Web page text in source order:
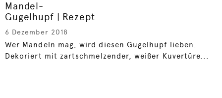
Mandel-
Gugelhupf | Rezept
6 Dezember 2018
Wer Mandeln mag, wird diesen Gugelhupf lieben.
Dekoriert mit zartschmelzender, weißer Kuvertüre...